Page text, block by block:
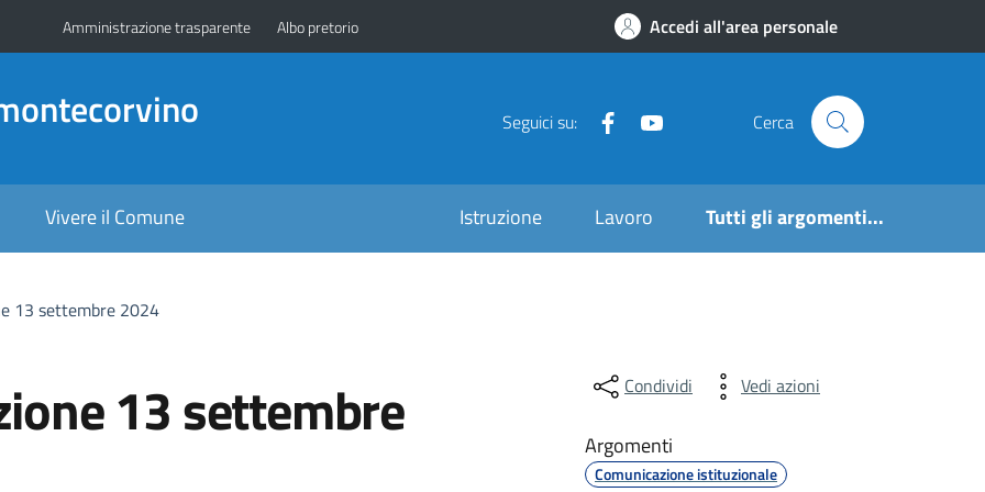
Amministrazione trasparente Albo pretorio Accedi all'area personale
Seguici su: Cerca
Vivere il Comune Istruzione Lavoro Tutti gli argomenti...
13 settembre 2024
13 settembre
Condividi Vedi azioni
Argomenti
Comunicazione istituzionale